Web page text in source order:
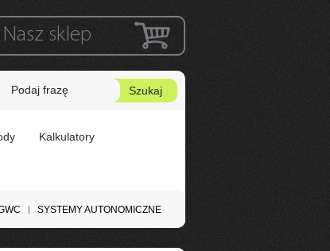
Nasz sklep
Kalkulatory
SYSTEMY AUTONOMICZNE